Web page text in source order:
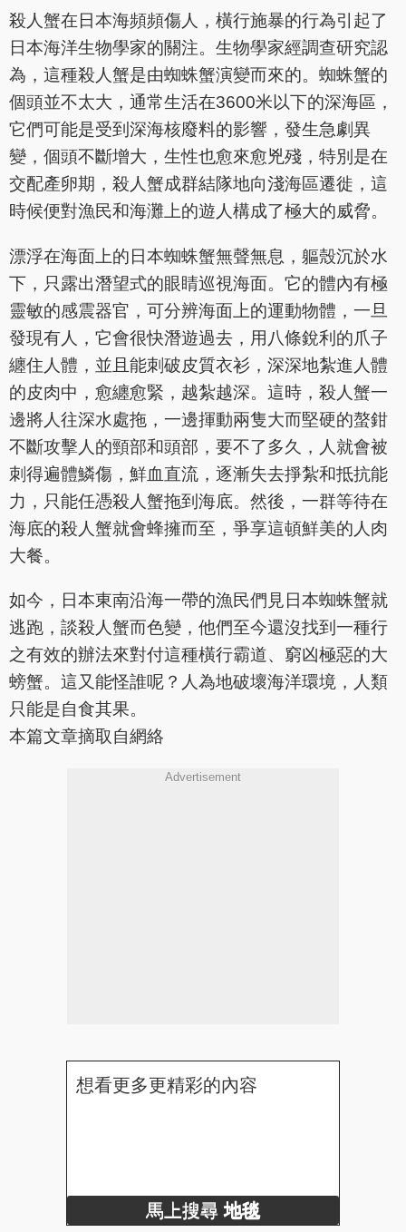
殺人蟹在日本海頻頻傷人，橫行施暴的行為引起了
日本海洋生物學家的關注。生物學家經調查研究認
為，這種殺人蟹是由蜘蛛蟹演變而來的。蜘蛛蟹的
個頭並不太大，通常生活在3600米以下的深海區，
它們可能是受到深海核廢料的影響，發生急劇異
變，個頭不斷增大，生性也愈來愈兇殘，特別是在
交配產卵期，殺人蟹成群結隊地向淺海區遷徙，這
時候便對漁民和海灘上的遊人構成了極大的威脅。
漂浮在海面上的日本蜘蛛蟹無聲無息，軀殼沉於水
下，只露出潛望式的眼睛巡視海面。它的體內有極
靈敏的感震器官，可分辨海面上的運動物體，一旦
發現有人，它會很快潛遊過去，用八條銳利的爪子
纏住人體，並且能刺破皮質衣衫，深深地紮進人體
的皮肉中，愈纏愈緊，越紮越深。這時，殺人蟹一
邊將人往深水處拖，一邊揮動兩隻大而堅硬的螯鉗
不斷攻擊人的頸部和頭部，要不了多久，人就會被
刺得遍體鱗傷，鮮血直流，逐漸失去掙紮和抵抗能
力，只能任憑殺人蟹拖到海底。然後，一群等待在
海底的殺人蟹就會蜂擁而至，爭享這頓鮮美的人肉
大餐。
如今，日本東南沿海一帶的漁民們見日本蜘蛛蟹就
逃跑，談殺人蟹而色變，他們至今還沒找到一種行
之有效的辦法來對付這種橫行霸道、窮凶極惡的大
螃蟹。這又能怪誰呢？人為地破壞海洋環境，人類
只能是自食其果。
本篇文章摘取自網絡
Advertisement
想看更多更精彩的內容
馬上搜尋地毯